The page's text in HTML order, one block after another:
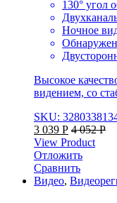
130° угол
Ночное
Высокое
видением, со
SKU:
3 039 Р 4 052Р
View Product
Отложить
Сравнить
Видео,